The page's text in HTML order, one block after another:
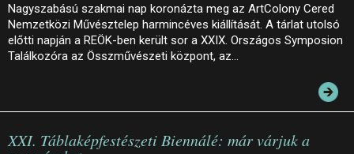
Nagyszabású szakmai nap koronázta meg az ArtColony Cered
Nemzetközi Művésztelep harmincéves kiállítását. A tárlat utolsó
előtti napján a REÖK-ben került sor a XXIX. Országos Symposion
Találkozóra az Összművészeti központ, az…
XXI. Táblaképfestészeti Biennálé: már várjuk a